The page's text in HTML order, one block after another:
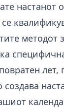
методот